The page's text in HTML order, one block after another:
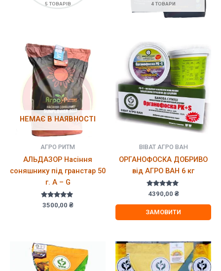
5 ТОВАРІВ 4 ТОВАРИ
НЕМАЄ В НАЯВНОСТІ
АГРО РИТМ
АЛЬДАЗОР Насіння
соняшнику під гранстар 50
г. A – G
Оцінено в
5.00
3500,00 ₴
ВІВАТ АГРО ВАН
ОРГАНОФОСКА ДОБРИВО
від АГРО ВАН 6 кг
Оцінено в
5.00
з 5
4390,00 ₴
ЗАМОВИТИ